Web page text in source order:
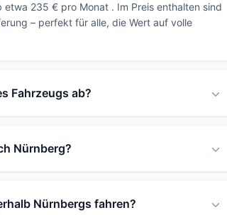
235 € pro Monat . Im Preis enthalten sind
– perfekt für alle, die Wert auf volle
Fahrzeugs ab?
Nürnberg?
Nürnbergs fahren?